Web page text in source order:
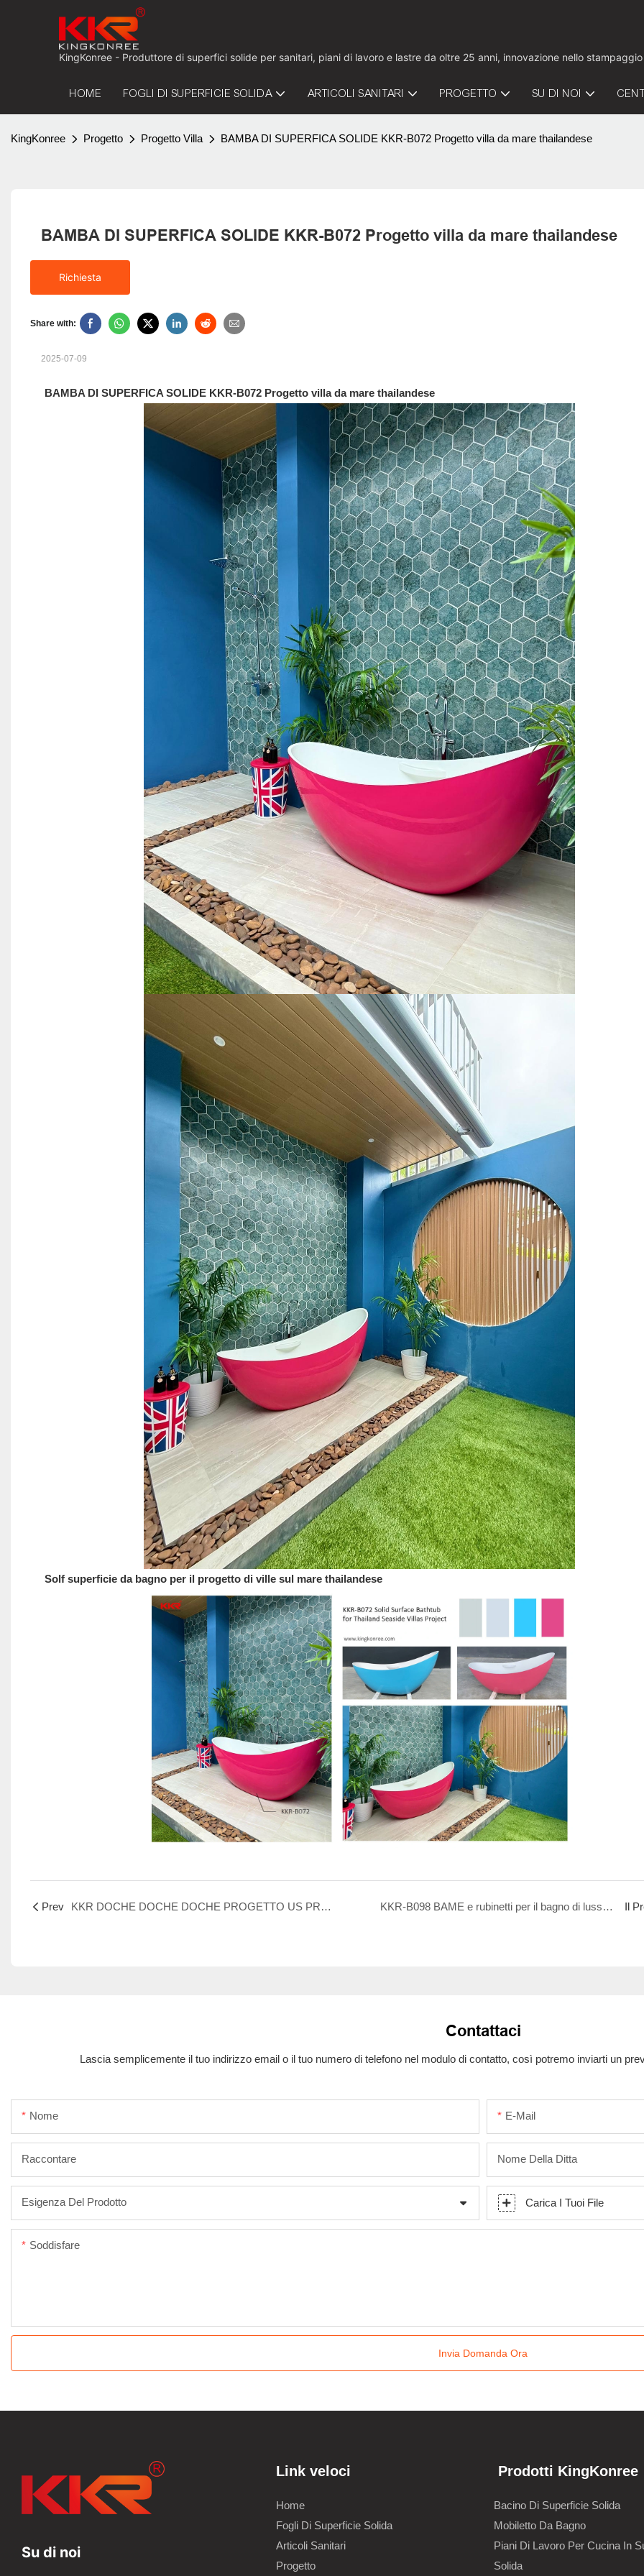
KingKonree - Produttore di superfici solide per sanitari, piani di lavoro e lastre da oltre 25 anni, innovazione nello
HOME FOGLI DI SUPERFICIE SOLIDA ARTICOLI SANITARI PROGETTO SU DI NOI
KingKonree Progetto Progetto Villa BAMBA DI SUPERFICA SOLIDE KKR-B072 Progetto villa da mare thailandese
BAMBA DI SUPERFICA SOLIDE KKR-B072 Progetto villa da mare thailandese
Richiesta
Share with:
2025-07-09
BAMBA DI SUPERFICA SOLIDE KKR-B072 Progetto villa da mare thailandese
Solf superficie da bagno per il progetto di ville sul mare thailandese
Prev KKR DOCHE DOCHE DOCHE PROGETTO US PROGETTABILE MODERIBILE MODERNA BASE DI DOCHIONE DELLA KKR-B098 BAME e rubinetti per il bagno di lusso USA Progetto Il
Contattaci
Lascia semplicemente il tuo indirizzo email o il tuo numero di telefono nel modulo di contatto, così potremo inviarti un
Nome E-Mail
Raccontare Nome Della Ditta
Esigenza Del Prodotto Carica I Tuoi File
Soddisfare
Invia Domanda Ora
Su di noi
Link veloci
Home
Fogli Di Superficie Solida
Articoli Sanitari
Progetto
Prodotti KingKonree
Bacino Di Superficie Solida
Mobiletto Da Bagno
Piani Di Lavoro Per Cucina In
Solida